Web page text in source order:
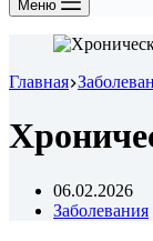
Меню
Главная
06.02.2026
Заболевания